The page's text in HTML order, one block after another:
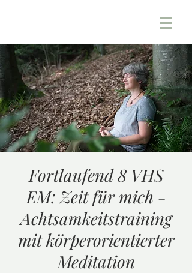
Fortlaufend 8 VHS
EM: Zeit für mich -
Achtsamkeitstraining
mit körperorientierter
Meditation